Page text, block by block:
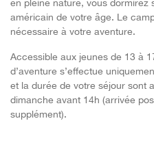
en pleine nature, vous dormirez
américain de votre âge. Le
nécessaire à votre aventure.
Accessible aux jeunes de 13 à
d’aventure s’effectue
et la durée de votre séjour sont
dimanche avant 14h (arrivée
supplément).